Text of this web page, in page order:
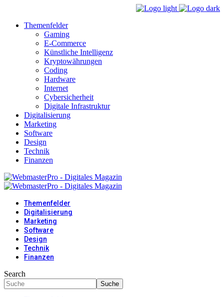
Themenfelder
Gaming
E-Commerce
Künstliche Intelligenz
Kryptowährungen
Coding
Hardware
Internet
Cybersicherheit
Digitale Infrastruktur
Digitalisierung
Marketing
Software
Design
Technik
Finanzen
Themenfelder
Digitalisierung
Marketing
Software
Design
Technik
Finanzen
Search